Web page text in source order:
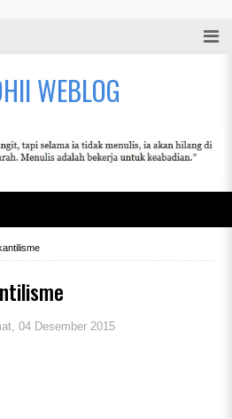
WEBLOG
04 Desember 2015